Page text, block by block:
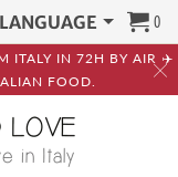
ITALY IN 72H BY AIR ✈️
FOOD.
LANGUAGE 0